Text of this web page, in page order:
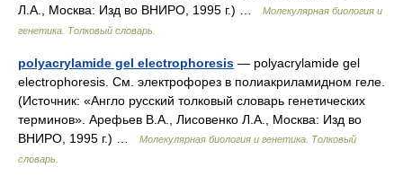
Л.А., Москва: Изд во ВНИРО, 1995 г.) …
Молекулярная биология и
генетика. Толковый словарь.
polyacrylamide gel electrophoresis — polyacrylamide gel
electrophoresis. См. электрофорез в полиакриламидном геле.
(Источник: «Англо русский толковый словарь генетических
терминов». Арефьев В.А., Лисовенко Л.А., Москва: Изд во
ВНИРО, 1995 г.) …
Молекулярная биология и генетика. Толковый
словарь.